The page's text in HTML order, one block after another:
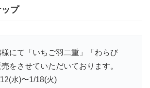
プ
にて「いちご羽二重」「わらび
をさせていただいております。
水)〜1/18(火)